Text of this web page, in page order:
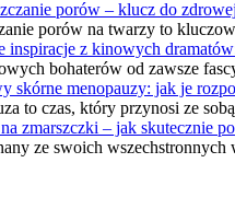
porów na twarzy to
bohaterów od zawsze
to czas, który przynosi ze
ze swoich